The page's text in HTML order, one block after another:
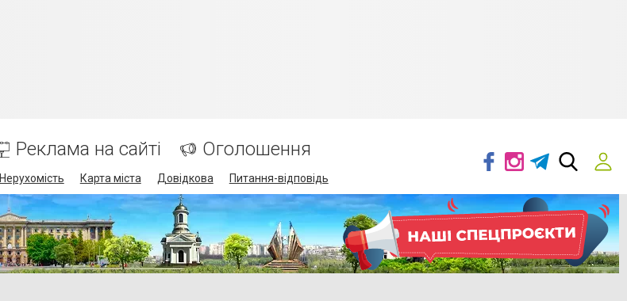
Реклама на сайті Оголошення
Нерухомість Карта міста Довідкова Питання-відповідь